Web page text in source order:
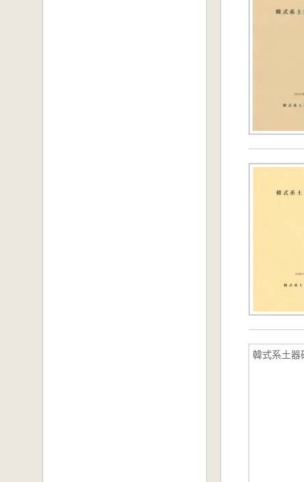
韓式系土器